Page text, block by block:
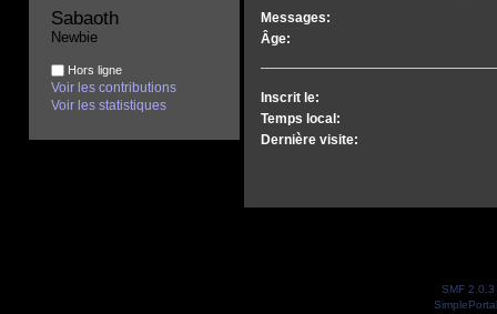
Sabaoth
Newbie
Hors ligne
Voir les contributions
Voir les statistiques
Messages:
Âge:
Inscrit le:
Temps local:
Dernière visite:
SMF 2.0.3